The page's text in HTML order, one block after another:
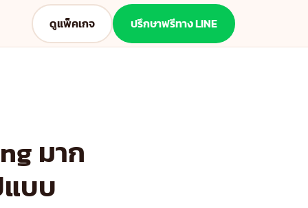
ดูแพ็คเกจ ปรึกษาฟรีทาง LINE
มาก
บบ